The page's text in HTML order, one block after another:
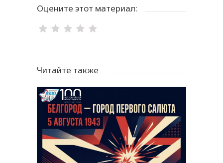
Оцените этот материал:
Читайте также